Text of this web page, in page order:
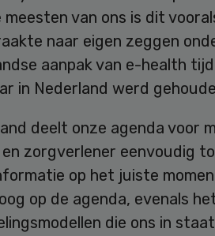
meesten van ons is dit
naar eigen zeggen
aanpak van e-health
in Nederland werd
deelt onze agenda voor
zorgverlener eenvoudig
op het juiste
op de agenda, evenals
die ons in